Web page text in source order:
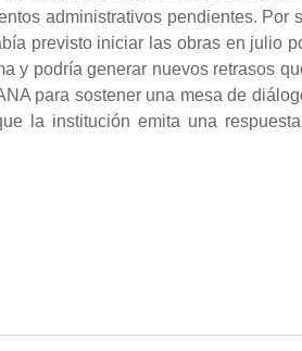
administrativos pendientes. Por
previsto iniciar las obras en julio
y podría generar nuevos retrasos
para sostener una mesa de
la institución emita una